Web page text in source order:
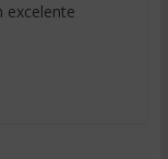
excelente